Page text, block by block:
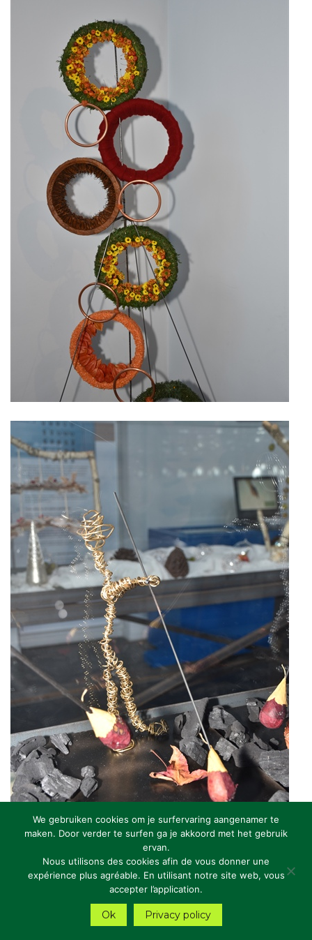
We gebruiken cookies om je surfervaring aangenamer te
maken. Door verder te surfen ga je akkoord met het gebruik
ervan.
Nous utilisons des cookies afin de vous donner une
expérience plus agréable. En utilisant notre site web, vous
accepter l’application.
Ok Privacy policy